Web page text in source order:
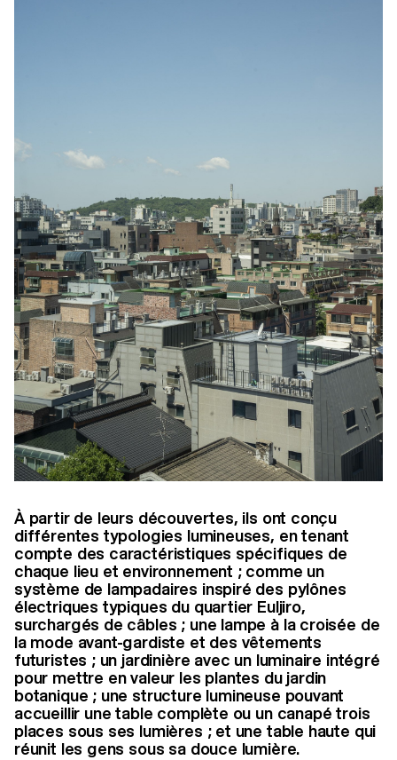
À partir de leurs découvertes, ils ont conçu
différentes typologies lumineuses, en tenant
compte des caractéristiques spécifiques de
chaque lieu et environnement ; comme un
système de lampadaires inspiré des pylônes
électriques typiques du quartier Euljiro,
surchargés de câbles ; une lampe à la croisée de
la mode avant-gardiste et des vêtements
futuristes ; un jardinière avec un luminaire intégré
pour mettre en valeur les plantes du jardin
botanique ; une structure lumineuse pouvant
accueillir une table complète ou un canapé trois
places sous ses lumières ; et une table haute qui
réunit les gens sous sa douce lumière.